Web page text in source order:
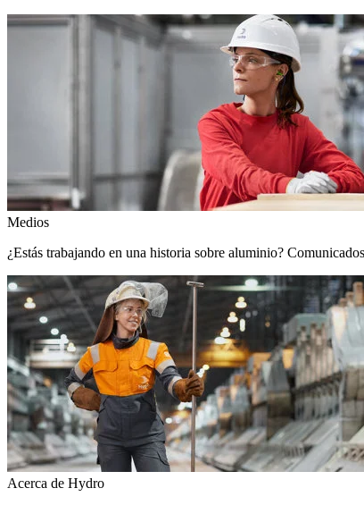
Medios
¿Estás trabajando en una historia sobre aluminio?
Acerca de Hydro